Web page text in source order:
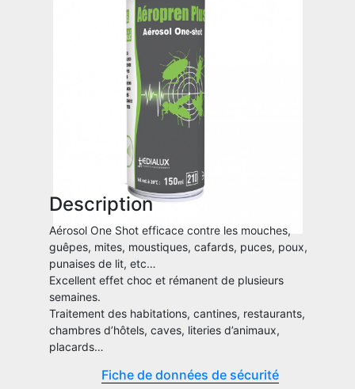
Description
Aérosol One Shot efficace contre les mouches,
guêpes, mites, moustiques, cafards, puces, poux,
punaises de lit, etc…
Excellent effet choc et rémanent de plusieurs
semaines.
Traitement des habitations, cantines, restaurants,
chambres d’hôtels, caves, literies d’animaux,
placards…
Fiche de données de sécurité